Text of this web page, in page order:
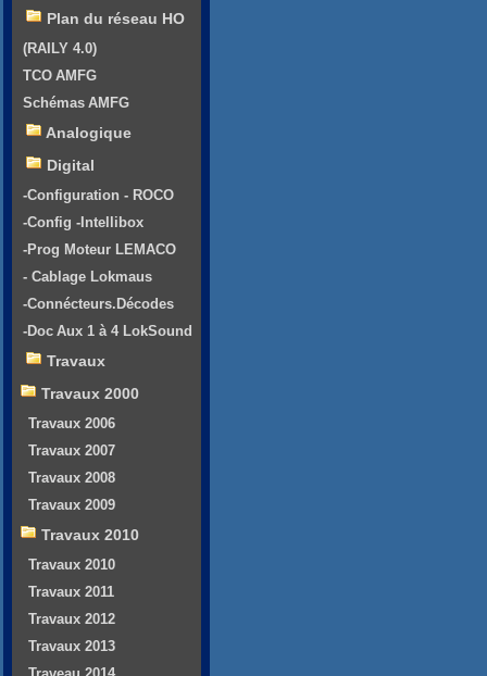
Plan du réseau HO
(RAILY 4.0)
TCO AMFG
Schémas AMFG
Analogique
Digital
-Configuration - ROCO
-Config -Intellibox
-Prog Moteur LEMACO
- Cablage Lokmaus
-Connécteurs.Décodes
-Doc Aux 1 à 4 LokSound
Travaux
Travaux 2000
Travaux 2006
Travaux 2007
Travaux 2008
Travaux 2009
Travaux 2010
Travaux 2010
Travaux 2011
Travaux 2012
Travaux 2013